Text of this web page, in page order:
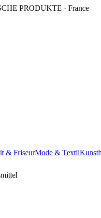
PRODUKTE · France
& FriseurMode & Textil